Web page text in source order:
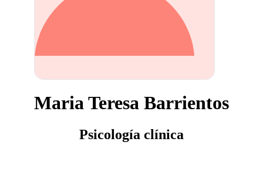
Maria Teresa Barrientos
Psicología clínica